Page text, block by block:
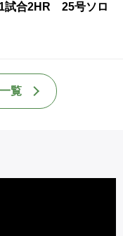
試合2HR 25号ソロ
覧